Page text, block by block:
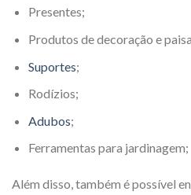
Presentes;
Produtos de decoração e
Suportes;
Rodízios;
Adubos;
Ferramentas para jardinagem;
Além disso, também é possível